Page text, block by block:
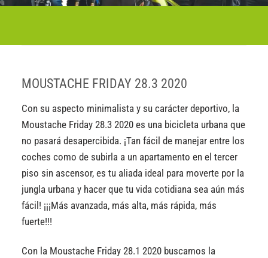
MOUSTACHE FRIDAY 28.3 2020
Con su aspecto minimalista y su carácter deportivo, la
Moustache Friday 28.3 2020 es una bicicleta urbana que
no pasará desapercibida. ¡Tan fácil de manejar entre los
coches como de subirla a un apartamento en el tercer
piso sin ascensor, es tu aliada ideal para moverte por la
jungla urbana y hacer que tu vida cotidiana sea aún más
fácil! ¡¡¡Más avanzada, más alta, más rápida, más
fuerte!!!
Con la Moustache Friday 28.1 2020 buscamos la